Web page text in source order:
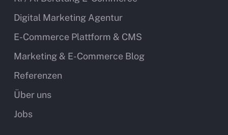
Digital Marketing Agentur
E-Commerce Plattform & CMS
Marketing & E-Commerce Blog
Referenzen
Über uns
Jobs